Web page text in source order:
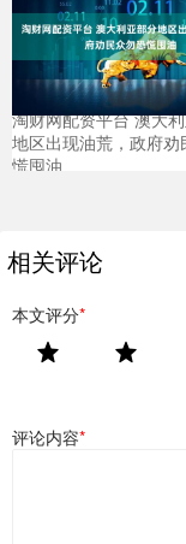
淘财网配资平台 澳大
地区出现油荒，政府劝
慌囤油
相关评论
本文评分*
评论内容*